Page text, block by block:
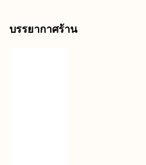
บรรยากาศร้าน